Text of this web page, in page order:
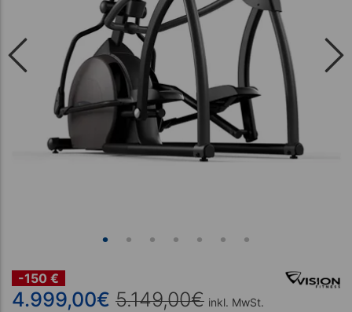
-150 €
4.999,00€ 5.149,00€ inkl. MwSt.